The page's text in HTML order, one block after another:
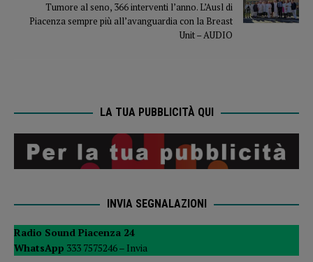
Tumore al seno, 366 interventi l’anno. L’Ausl di
Piacenza sempre più all’avanguardia con la Breast
Unit – AUDIO
LA TUA PUBBLICITÀ QUI
INVIA SEGNALAZIONI
Radio Sound Piacenza 24
WhatsApp 333 7575246 – Invia